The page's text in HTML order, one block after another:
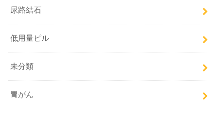
尿路結石
低用量ピル
未分類
胃がん